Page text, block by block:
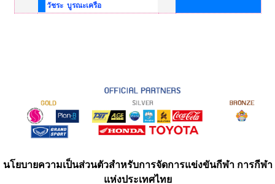
วัชระ บูรณะเครือ
นโยบายความเป็นส่วนตัวสำหรับการจัดการแข่งขันกีฬา การกีฬา
แห่งประเทศไทย